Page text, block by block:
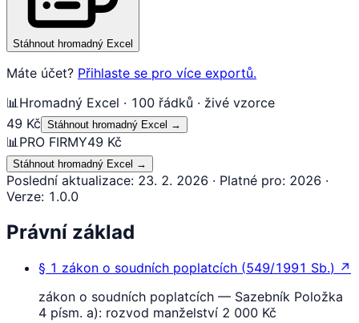
Stáhnout hromadný Excel
Máte účet? Přihlaste se pro více exportů.
📊 Hromadný Excel · 100 řádků · živé vzorce
49 Kč Stáhnout hromadný Excel →
📊 PRO FIRMY49 Kč
Stáhnout hromadný Excel →
Poslední aktualizace: 23. 2. 2026 · Platné pro: 2026 ·
Verze: 1.0.0
Právní základ
§ 1 zákon o soudních poplatcích (549/1991 Sb.) ↗
zákon o soudních poplatcích — Sazebník Položka
4 písm. a): rozvod manželství 2 000 Kč